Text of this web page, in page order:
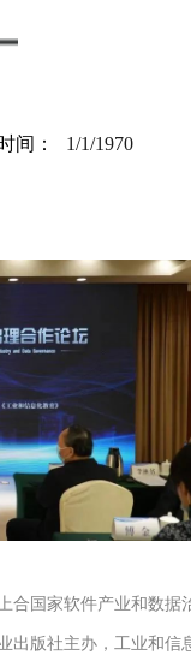
间： 1/1/1970
合国家软件产业和数据
出版社主办，工业和信